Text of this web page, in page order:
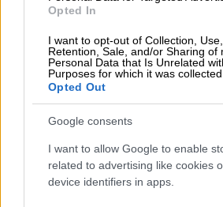
Opted In
I want to opt-out of Collection, Use,
Retention, Sale, and/or Sharing of
Personal Data that Is Unrelated
Purposes for which it was collected.
Opted Out
Google consents
I want to allow Google to enable
related to advertising like cookies
device identifiers in apps.
απ' τον Γιάν Όμπλακ, ο
τρομερές επεμβάσεις από
και κράτησε το «μηδέν» στην
μία απ' τον Σαούλ Νίγκεθ, ο
στο ματς στο 65΄ και 10
το «χρυσό» γκολ,
τη φανέλα της «Ατλέτι»
δύο χρόνια (τελευταίο τέρμα
31/1/2021, στο 4-2 επί της